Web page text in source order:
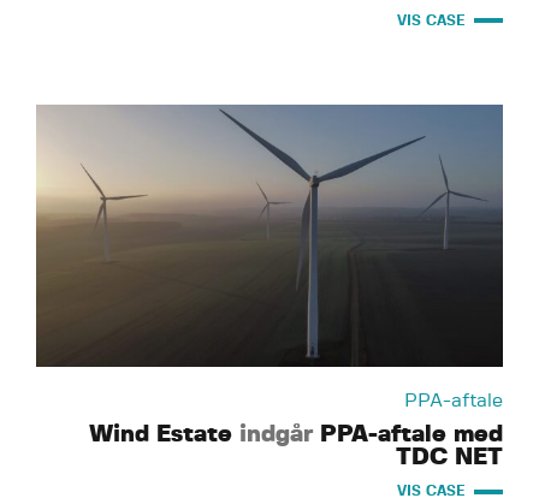
VIS CASE
PPA-aftale
Wind Estate indgårPPA-aftale med
TDC NET
VIS CASE